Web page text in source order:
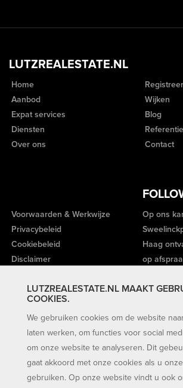
LUTZREALESTATE.NL MAAKT
COOKIES.
We gebruiken cookies om de website
laten werken, om functies voor social
om onze website te analyseren. Dit
gaat akkoord met onze cookies als u
gebruiken. Op onze website vindt u ook
LUTZREALESTATE.NL
Home
Aanbod
Expat services
Diensten
Over ons
Registreer
Wijken
Blog
Contact
Voorwaarden & Werkwijze
Privacybeleid
Cookiebeleid
Disclaimer
Op ons
Haag
op